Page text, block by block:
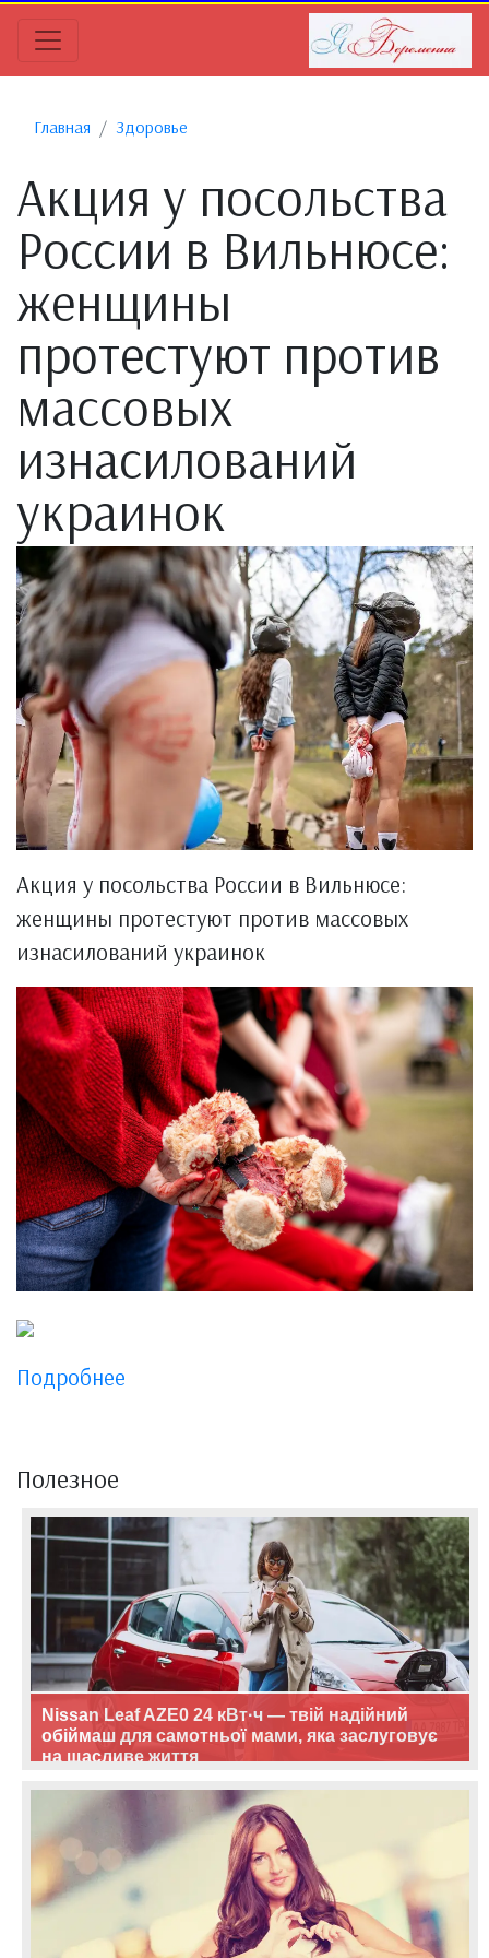
Главная Здоровье
Акция у посольства
России в Вильнюсе:
женщины
протестуют против
массовых
изнасилований
украинок
Акция у посольства России в Вильнюсе:
женщины протестуют против массовых
изнасилований украинок
Подробнее
Полезное
Nissan Leaf AZE0 24 кВт·ч — твій надійний
обіймаш для самотньої мами, яка заслуговує
на щасливе життя